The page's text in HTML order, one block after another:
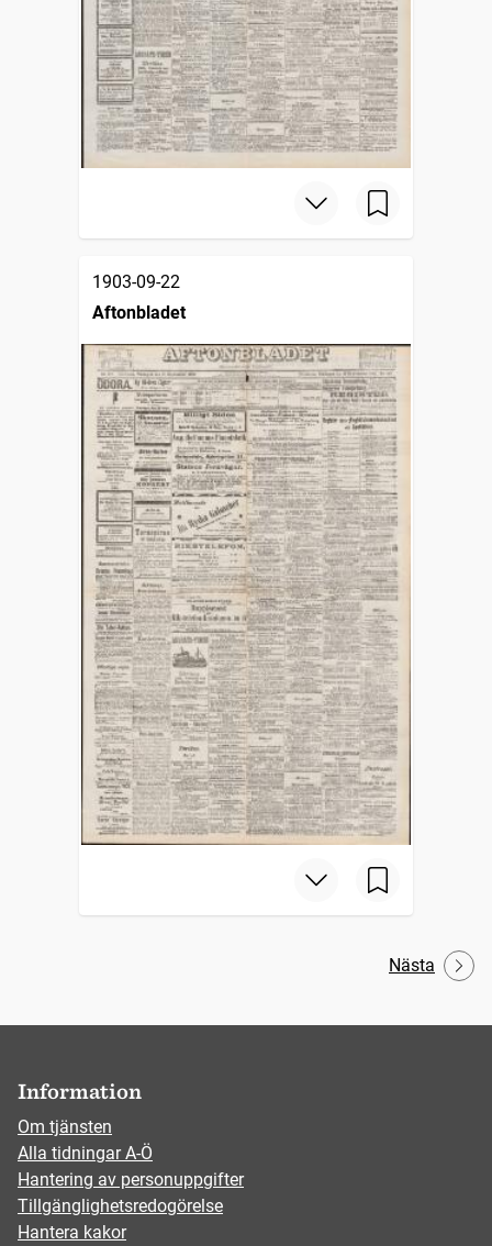
1903-09-22
Aftonbladet
Nästa
Information
Om tjänsten
Alla tidningar A-Ö
Hantering av personuppgifter
Tillgänglighetsredogörelse
Hantera kakor